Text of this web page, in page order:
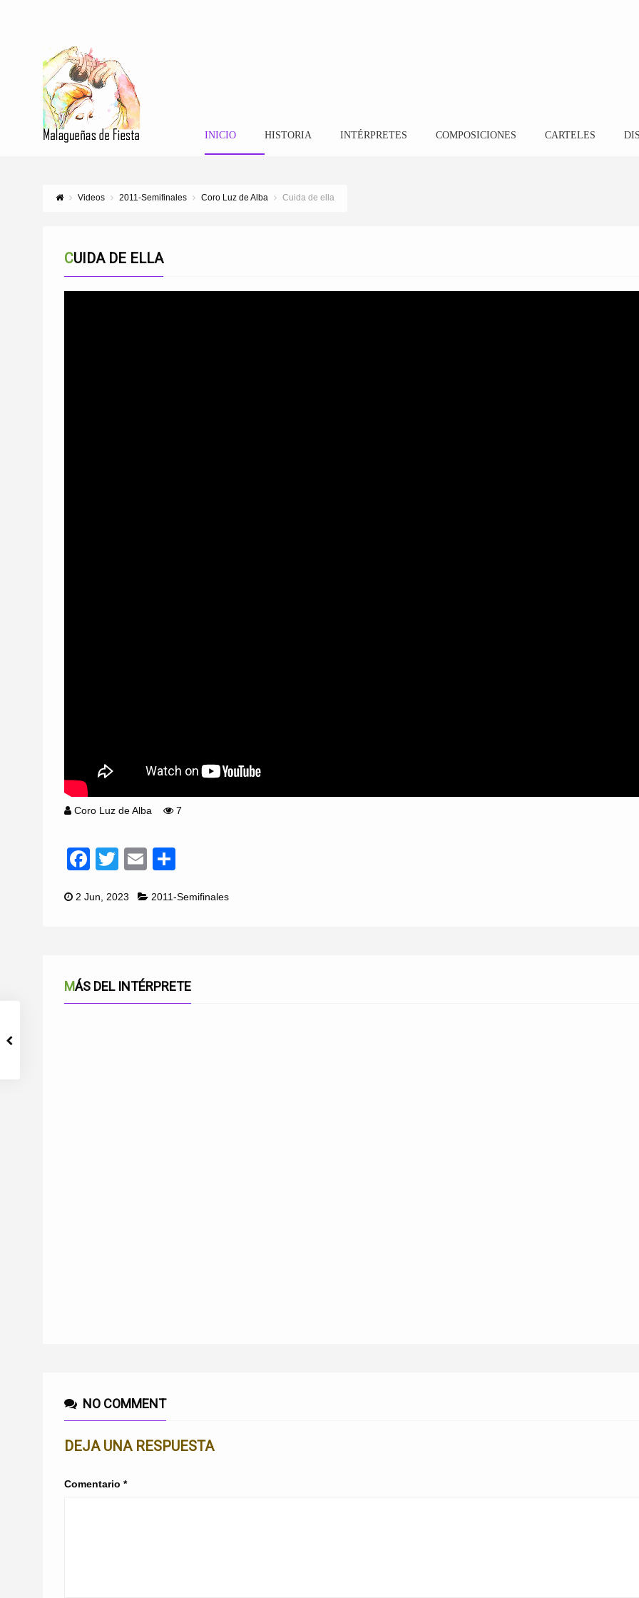
INICIO HISTORIA INTÉRPRETES COMPOSICIONES CARTELES
Videos 2011-Semifinales Coro Luz de Alba Cuida de ella
CUIDA DE ELLA
Coro Luz de Alba 7
Facebook
TwitterEmail
2 Jun, 2023 2011-Semifinales
MÁS DEL INTÉRPRETE
NO COMMENT
DEJA UNA RESPUESTA
Comentario *